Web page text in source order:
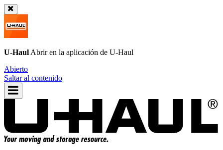
U-Haul Abrir en la aplicación de U-Haul
Abierto
Saltar al contenido